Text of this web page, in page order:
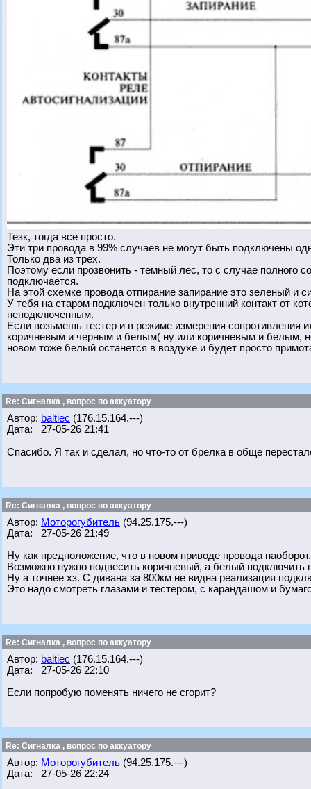
Тезк, тогда все просто.
Эти три провода в 99% случаев не могут быть подключены
Только два из трех.
Поэтому если прозвонить - темный лес, то с случае полного
подключается.
На этой схемке провода отпирание запирание это зеленый и
У тебя на старом подключен только внутренний контакт от
неподключенным.
Если возьмешь тестер и в режиме измерения сопротивления
коричневым и черным и белым( ну или коричневым и белым,
новом тоже белый останется в воздухе и будет просто
Re: Сигналка , вопрос по аккуатору
Автор: baltiec (176.15.164.---)
Дата: 27-05-26 21:41
Спасибо. Я так и сделал, но что-то от брелка в обще
Re: Сигналка , вопрос по аккуатору
Автор: Моторогубитель (94.25.175.---)
Дата: 27-05-26 21:49
Ну как предположение, что в новом приводе провода наоборот.
Возможно нужно подвесить коричневый, а белый подключить
Ну а точнее хз. С дивана за 800км не видна реализация
Это надо смотреть глазами и тестером, с карандашом и
Re: Сигналка , вопрос по аккуатору
Автор: baltiec (176.15.164.---)
Дата: 27-05-26 22:10
Если попробую поменять ничего не сгорит?
Re: Сигналка , вопрос по аккуатору
Автор: Моторогубитель (94.25.175.---)
Дата: 27-05-26 22:24